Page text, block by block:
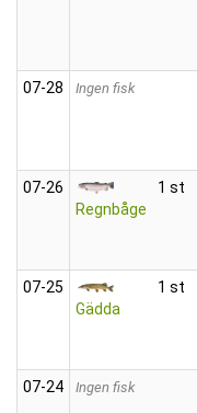
07‑28 Ingen fisk
07‑26
Regnbåge
1 st
07‑25
Gädda
1 st
07‑24 Ingen fisk